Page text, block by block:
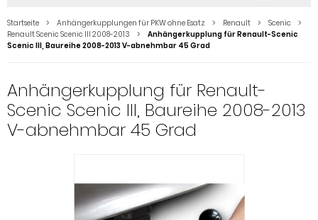
Startseite Anhängerkupplungen für PKW ohne Esatz Renault
Scenic
Renault Scenic Scenic III 2008-2013
Anhängerkupplung für Renault-Scenic
Scenic III, Baureihe 2008-2013 V-abnehmbar 45 Grad
Anhängerkupplung für Renault-
Scenic Scenic III, Baureihe 2008-2013
V-abnehmbar 45 Grad